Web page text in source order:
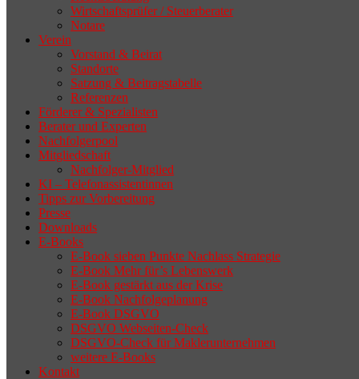
Wirtschaftsprüfer / Steuerberater
Notare
Verein
Vorstand & Beirat
Standorte
Satzung & Beitragstabelle
Referenzen
Förderer & Spezialisten
Berater und Experten
Nachfolgerpool
Mitgliedschaft
Nachfolger-Mitglied
KI – Telefonassistentinnen
Tipps zur Vorbereitung
Presse
Downloads
E-Books
E-Book sieben Punkte Nachlass Strategie
E-Book Mehr für’s Lebenswerk
E-Book gestärkt aus der Krise
E-Book Nachfolgeplanung
E-Book DSGVO
DSGVO Webseiten-Check
DSGVO-Check für Maklerunternehmen
weitere E-Books
Kontakt